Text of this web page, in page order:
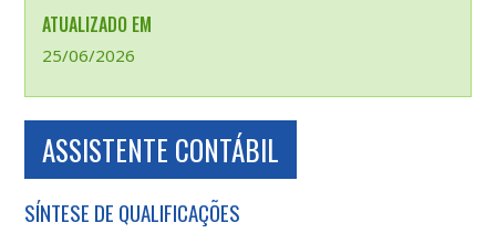
ATUALIZADO EM
25/06/2026
ASSISTENTE CONTÁBIL
SÍNTESE DE QUALIFICAÇÕES